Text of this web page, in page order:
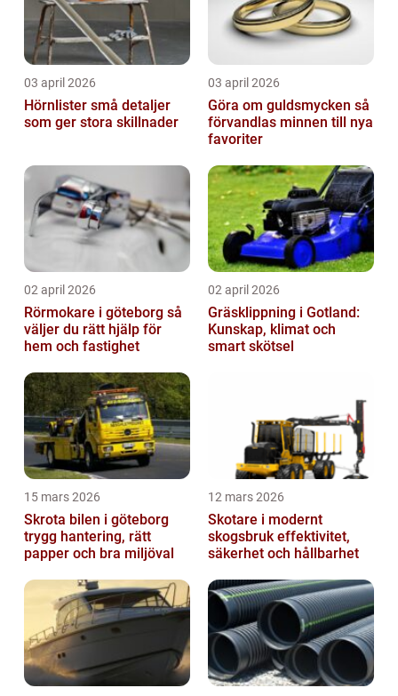
03 april 2026
Hörnlister små detaljer
som ger stora skillnader
03 april 2026
Göra om guldsmycken så
förvandlas minnen till nya
favoriter
02 april 2026
Rörmokare i göteborg så
väljer du rätt hjälp för
hem och fastighet
02 april 2026
Gräsklippning i Gotland:
Kunskap, klimat och
smart skötsel
15 mars 2026
Skrota bilen i göteborg
trygg hantering, rätt
papper och bra miljöval
12 mars 2026
Skotare i modernt
skogsbruk effektivitet,
säkerhet och hållbarhet